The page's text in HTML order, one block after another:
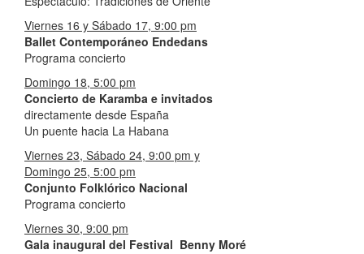
Viernes 16 y Sábado 17, 9:00 pm
Ballet Contemporáneo Endedans
Programa concierto
Domingo 18, 5:00 pm
Concierto de Karamba e invitados
directamente desde España
Un puente hacia La Habana
Viernes 23, Sábado 24, 9:00 pm y
Domingo 25, 5:00 pm
Conjunto Folklórico Nacional
Programa concierto
Viernes 30, 9:00 pm
Gala inaugural del Festival Benny Moré